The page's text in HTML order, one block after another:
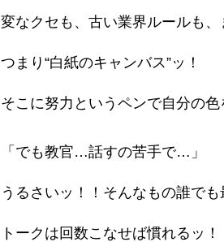
変なクセも、古い業界ルールも、
つまり“白紙のキャンバス”ッ！
そこに努力というペンで自分の
「でも教官…話すの苦手で…」
うるさいッ！！そんなもの誰でも
トークは回数こなせば慣れるッ！